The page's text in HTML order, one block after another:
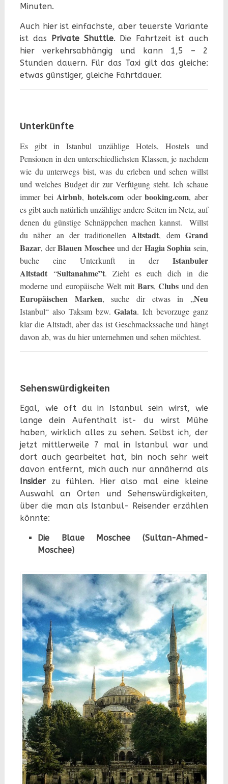
Minuten.
Auch hier ist einfachste, aber teuerste Variante
ist das Private Shuttle. Die Fahrtzeit ist auch
hier verkehrsabhängig und kann 1,5 – 2
Stunden dauern. Für das Taxi gilt das gleiche:
etwas günstiger, gleiche Fahrtdauer.
Unterkünfte
Es gibt in Istanbul unzählige Hotels, Hostels und
Pensionen in den unterschiedlichsten Klassen, je nachdem
wie du unterwegs bist, was du erleben und sehen willst
und welches Budget dir zur Verfügung steht. Ich schaue
immer bei Airbnb, hotels.com oderbooking.com, aber
es gibt auch natürlich unzählige andere Seiten im Netz, auf
denen du günstige Schnäppchen machen kannst. Willst
du näher an der traditionellen Altstadt, demGrand
Bazar, derBlauen Moschee und derHagia Sophia sein,
buche eine Unterkunft in derIstanbuler
Altstadt“Sultanahme”t. Zieht es euch dich in die
moderne und europäische Welt mit Bars,Clubs und den
Europäischen Marken, suche dir etwas in „Neu
Istanbul“ also Taksım bzw.Galata. Ich bevorzuge ganz
klar die Altstadt, aber das ist Geschmackssache und hängt
davon ab, was du hier unternehmen und sehen möchtest.
Sehenswürdigkeiten
Egal, wie oft du in Istanbul sein wirst, wie
lange dein Aufenthalt ist- du wirst Mühe
haben, wirklich alles zu sehen. Selbst ich, der
jetzt mittlerweile 7 mal in Istanbul war und
dort auch gearbeitet hat, bin noch sehr weit
davon entfernt, mich auch nur annähernd als
Insiderzu fühlen. Hier also mal eine kleine
Auswahl an Orten und Sehenswürdigkeiten,
über die man als Istanbul- Reisender erzählen
könnte:
Die Blaue Moschee (Sultan-Ahmed-
Moschee)